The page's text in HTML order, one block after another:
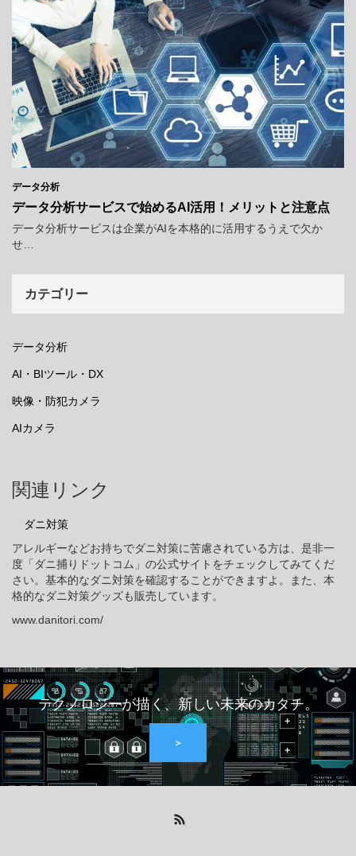
データ分析
データ分析サービスで始めるAI活用！メリットと注意点
データ分析サービスは企業がAIを本格的に活用するうえで欠か
せ…
カテゴリー
データ分析
AI・BIツール・DX
映像・防犯カメラ
AIカメラ
関連リンク
ダニ対策
アレルギーなどお持ちでダニ対策に苦慮されている方は、是非一
度「ダニ捕りドットコム」の公式サイトをチェックしてみてくだ
さい。基本的なダニ対策を確認することができますよ。また、本
格的なダニ対策グッズも販売しています。
www.danitori.com/
テクノロジーが描く、新しい未来のカタチ。
＞